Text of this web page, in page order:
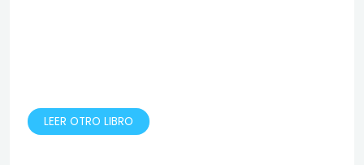
LEER OTRO LIBRO